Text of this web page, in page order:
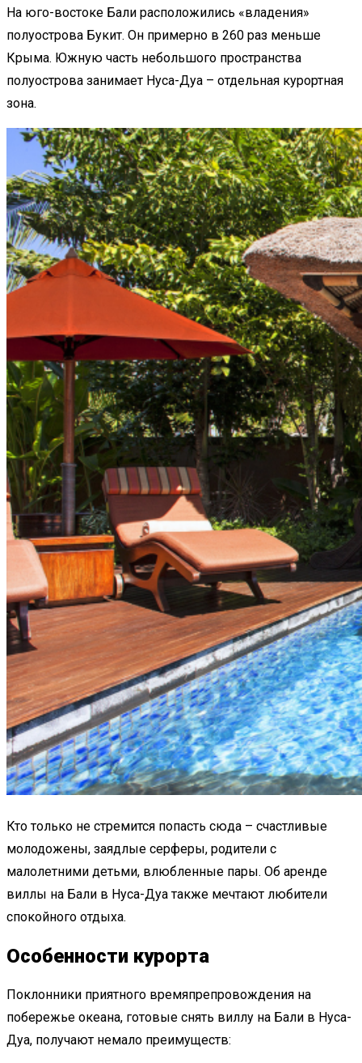
На юго-востоке Бали расположились «владения»
полуострова Букит. Он примерно в 260 раз меньше
Крыма. Южную часть небольшого пространства
полуострова занимает Нуса-Дуа – отдельная курортная
зона.
Кто только не стремится попасть сюда – счастливые
молодожены, заядлые серферы, родители с
малолетними детьми, влюбленные пары. Об аренде
виллы на Бали в Нуса-Дуа также мечтают любители
спокойного отдыха.
Особенности курорта
Поклонники приятного времяпрепровождения на
побережье океана, готовые снять виллу на Бали в Нуса-
Дуа, получают немало преимуществ: